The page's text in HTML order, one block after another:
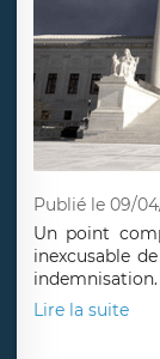
Publié le 09/
Un point
inexcusable
indemnisation.
Lire la suite